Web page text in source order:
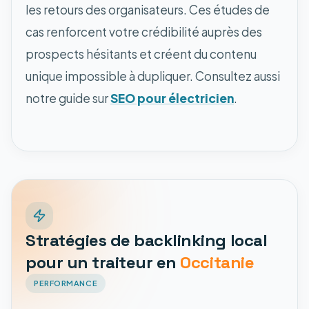
les retours des organisateurs. Ces études de
cas renforcent votre crédibilité auprès des
prospects hésitants et créent du contenu
unique impossible à dupliquer. Consultez aussi
notre guide surSEO pour électricien.
Stratégies de backlinking local
pour un traiteur en Occitanie
PERFORMANCE